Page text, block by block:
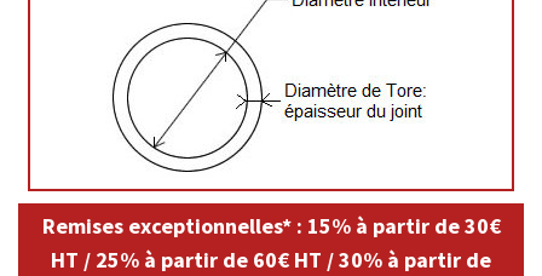
Remises exceptionnelles* : 15% à partir de 30€
HT / 25% à partir de 60€ HT / 30% à partir de